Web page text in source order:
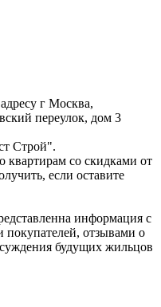
г Москва,
переулок, дом 3
Строй".
квартирам со скидками от
если оставите
информация с
покупателей, отзывами о
будущих жильцов